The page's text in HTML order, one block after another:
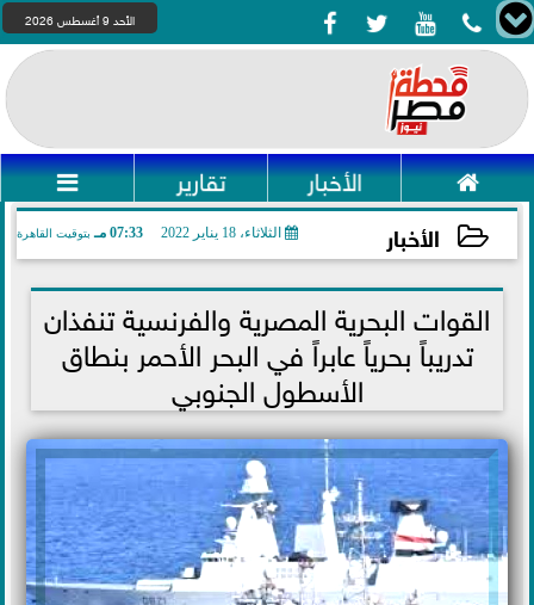
    الأحد 9 أغسطس 2026
 الأخبار تقارير 
الأخبار الثلاثاء، 18 يناير 2022 07:33 مـ بتوقيت القاهرة
2022-01-18 19:33:05
القوات البحرية المصرية والفرنسية تنفذان
تدريباً بحرياً عابراً في البحر الأحمر بنطاق
الأسطول الجنوبي